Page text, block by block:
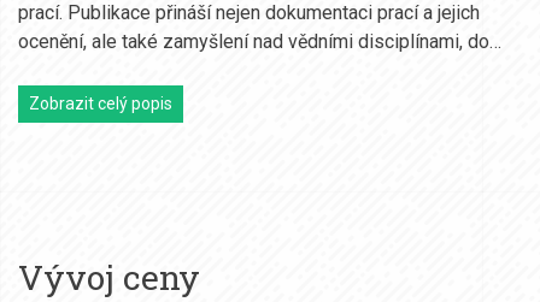
prací. Publikace přináší nejen dokumentaci prací a jejich
ocenění, ale také zamyšlení nad vědními disciplínami, do…
Zobrazit celý popis
Vývoj ceny